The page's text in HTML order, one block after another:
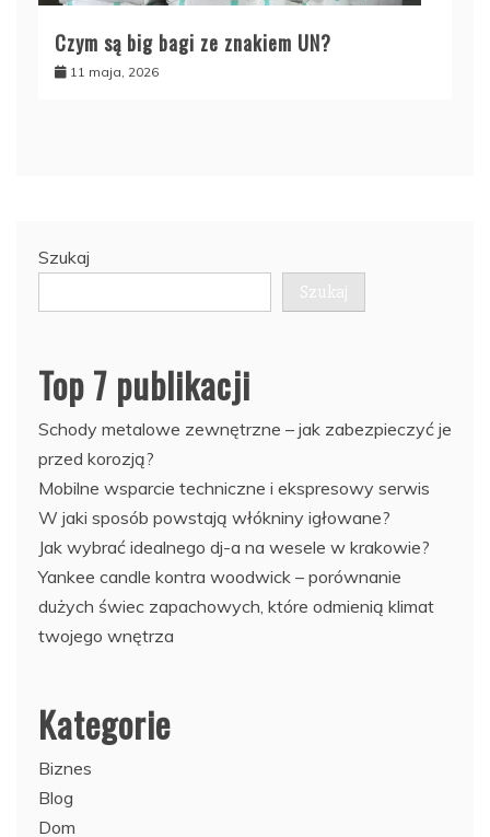
Czym są big bagi ze znakiem UN?
11 maja, 2026
Szukaj
Szukaj
Top 7 publikacji
Schody metalowe zewnętrzne – jak zabezpieczyć je
przed korozją?
Mobilne wsparcie techniczne i ekspresowy serwis
W jaki sposób powstają włókniny igłowane?
Jak wybrać idealnego dj-a na wesele w krakowie?
Yankee candle kontra woodwick – porównanie
dużych świec zapachowych, które odmienią klimat
twojego wnętrza
Kategorie
Biznes
Blog
Dom